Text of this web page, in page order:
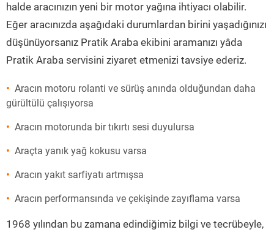
halde aracınızın yeni bir motor yağına ihtiyacı olabilir.
Eğer aracınızda aşağıdaki durumlardan birini yaşadığınızı
düşünüyorsanız Pratik Araba ekibini aramanızı yâda
Pratik Araba servisini ziyaret etmenizi tavsiye ederiz.
Aracın motoru rolanti ve sürüş anında olduğundan daha
gürültülü çalışıyorsa
Aracın motorunda bir tıkırtı sesi duyulursa
Araçta yanık yağ kokusu varsa
Aracın yakıt sarfiyatı artmışsa
Aracın performansında ve çekişinde zayıflama varsa
1968 yılından bu zamana edindiğimiz bilgi ve tecrübeyle,